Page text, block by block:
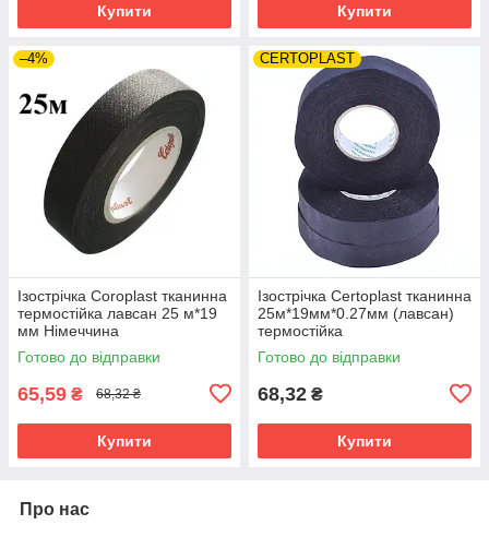
Купити Купити
–4%
Ізострічка Coroplast тканинна
термостійка лавсан 25 м*19
мм Німеччина
Готово до відправки
65,59 ₴ 68,32 ₴
Купити
CERTOPLAST
Ізострічка Certoplast тканинна
25м*19мм*0.27мм (лавсан)
термостійка
Готово до відправки
68,32 ₴
Купити
Про нас